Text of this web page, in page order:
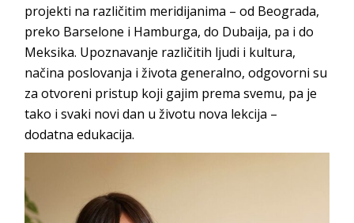
projekti na različitim meridijanima – od Beograda,
preko Barselone i Hamburga, do Dubaija, pa i do
Meksika. Upoznavanje različitih ljudi i kultura,
načina poslovanja i života generalno, odgovorni su
za otvoreni pristup koji gajim prema svemu, pa je
tako i svaki novi dan u životu nova lekcija –
dodatna edukacija.